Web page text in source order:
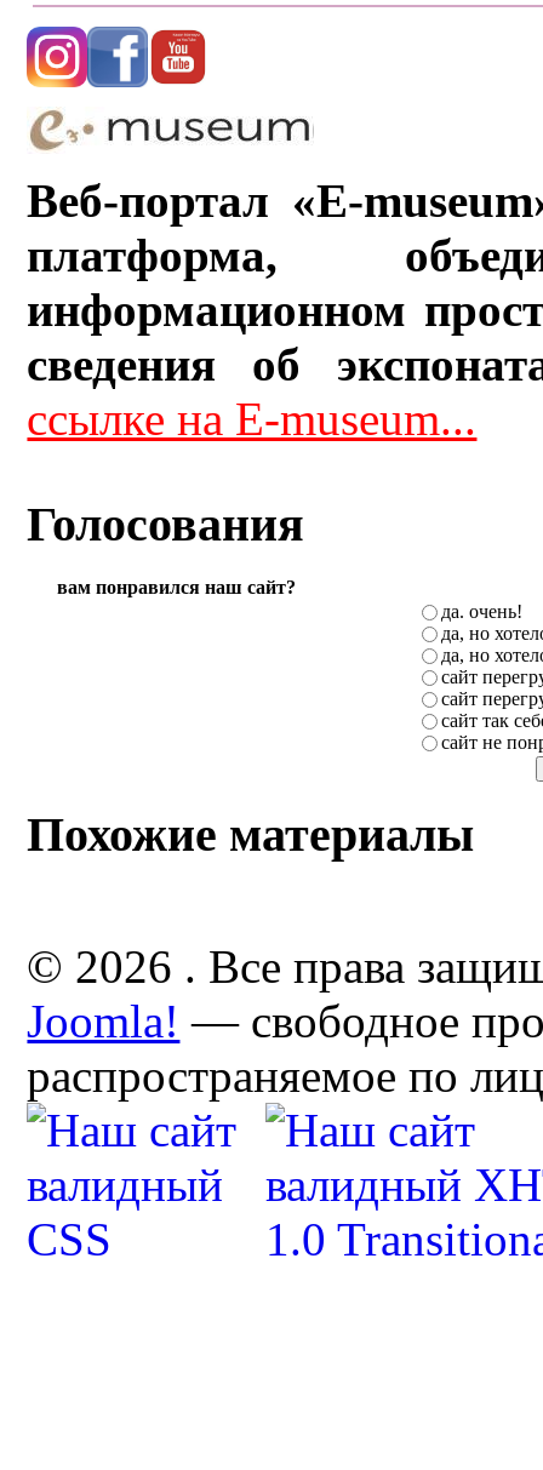
Веб-портал «E-
платформа,
информационном
сведения об
ссылке на E-museum...
Голосования
вам понравился наш сайт?
да. очень!
да, но
да, но
сайт
сайт
сайт так
сайт не
Похожие материалы
© 2026 . Все права
Joomla! — свободное
распространяемое по